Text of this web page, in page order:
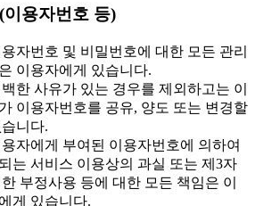
이용자번호 등)
자번호 및 비밀번호에 대한 모든 관리
이용자에게 있습니다.
한 사유가 있는 경우를 제외하고는 이
이용자번호를 공유, 양도 또는 변경할
니다.
자에게 부여된 이용자번호에 의하여
는 서비스 이용상의 과실 또는 제3자
부정사용 등에 대한 모든 책임은 이
게 있습니다.